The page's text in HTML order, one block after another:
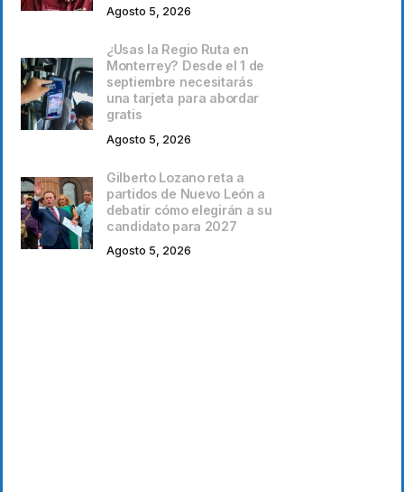
Agosto 5, 2026
¿Usas la Regio Ruta en
Monterrey? Desde el 1 de
septiembre necesitarás
una tarjeta para abordar
gratis
Agosto 5, 2026
Gilberto Lozano reta a
partidos de Nuevo León a
debatir cómo elegirán a su
candidato para 2027
Agosto 5, 2026